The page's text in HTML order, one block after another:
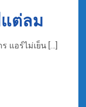
ต่ลม
แอร์ไม่เย็น […]